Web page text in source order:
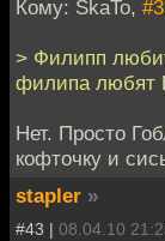
Кому: SkaTo,
> Филипп
филипа любят
Нет. Просто
кофточку и
stapler »
#43 | 08.04.10